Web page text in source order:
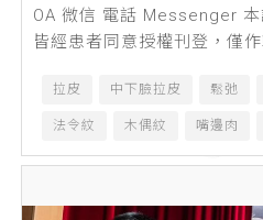
OA 微信 電話 Messenger 本
皆經患者同意授權刊登，僅
拉皮 中下臉拉皮 鬆弛
法令紋 木偶紋 嘴邊肉